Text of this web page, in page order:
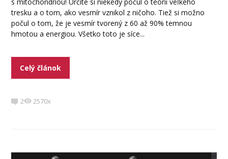
tresku a o tom, ako vesmír vznikol z ničoho. Tiež si možno
počul o tom, že je vesmír tvorený z 60 až 90% temnou
hmotou a energiou. Všetko toto je síce...
Celý článok
2 2570x